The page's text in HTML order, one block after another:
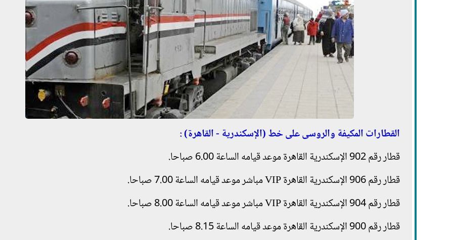
القطارات المكيفة والروسى على خط (الإسكندرية - القاهرة) :
قطار رقم 902 الإسكندرية القاهرة موعد قيامه الساعة 6.00 صباحا.
قطار رقم 906 الإسكندرية القاهرة VIP مباشر موعد قيامه الساعة 7.00 صباحا.
قطار رقم 904 الإسكندرية القاهرة VIP مباشر موعد قيامه الساعة 8.00 صباحا.
قطار رقم 900 الإسكندرية القاهرة موعد قيامه الساعة 8.15 صباحا.